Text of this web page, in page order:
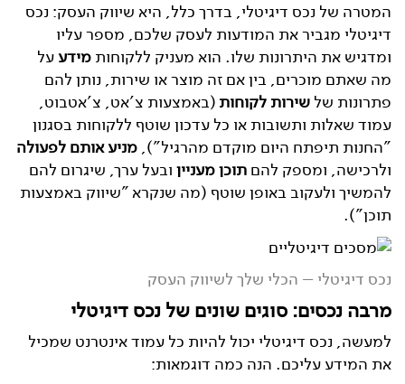
המטרה של נכס דיגיטלי, בדרך כלל, היא שיווק העסק: נכס
דיגיטלי מגביר את המודעות לעסק שלכם, מספר עליו
ומדגיש את היתרונות שלו. הוא מעניק ללקוחות מידעעל
מה שאתם מוכרים, בין אם זה מוצר או שירות, נותן להם
פתרונות של שירות לקוחות (באמצעות צ'אט, צ'אטבוט,
עמוד שאלות ותשובות או כל עדכון שוטף ללקוחות בסגנון
"החנות תיפתח היום מוקדם מהרגיל"), מניע אותם לפעולה
ולרכישה, ומספק להם תוכן מעניין ובעל ערך, שיגרום להם
להמשיך ולעקוב באופן שוטף (מה שנקרא "שיווק באמצעות
תוכן").
נכס דיגיטלי – הכלי שלך לשיווק העסק
מרבה נכסים: סוגים שונים של נכס דיגיטלי
למעשה, נכס דיגיטלי יכול להיות כל עמוד אינטרנט שמכיל
את המידע עליכם. הנה כמה דוגמאות: